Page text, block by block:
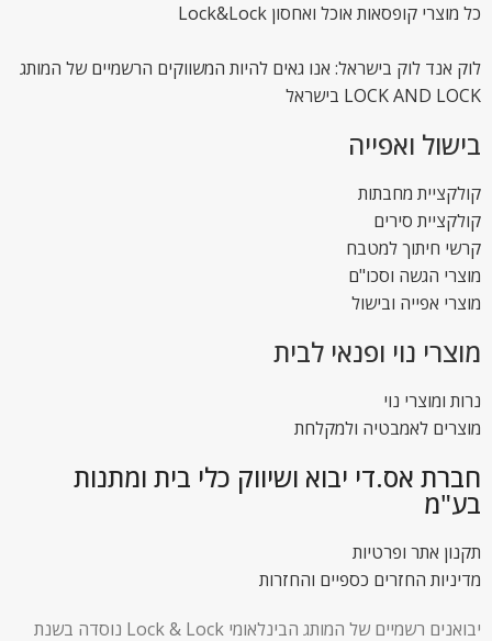
כל מוצרי קופסאות אוכל ואחסון Lock&Lock
לוק אנד לוק בישראל: אנו גאים להיות המשווקים הרשמיים של המותג
LOCK AND LOCK בישראל
בישול ואפייה
קולקציית מחבתות
קולקציית סירים
קרשי חיתוך למטבח
מוצרי הגשה וסכו"ם
מוצרי אפייה ובישול
מוצרי נוי ופנאי לבית
נרות ומוצרי נוי
מוצרים לאמבטיה ולמקלחת
חברת אס.די יבוא ושיווק כלי בית ומתנות
בע"מ
תקנון אתר ופרטיות
מדיניות החזרים כספיים והחזרות
יבואנים רשמיים של המותג הבינלאומי Lock & Lock נוסדה בשנת